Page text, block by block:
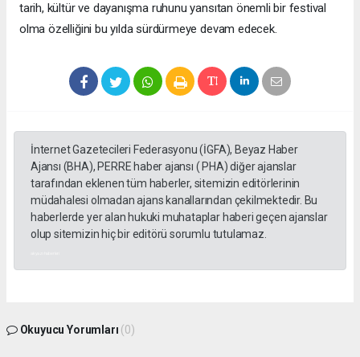
tarih, kültür ve dayanışma ruhunu yansıtan önemli bir festival
olma özelliğini bu yılda sürdürmeye devam edecek.
İnternet Gazetecileri Federasyonu (İGFA), Beyaz Haber
Ajansı (BHA), PERRE haber ajansı ( PHA) diğer ajanslar
tarafından eklenen tüm haberler, sitemizin editörlerinin
müdahalesi olmadan ajans kanallarından çekilmektedir. Bu
haberlerde yer alan hukuki muhataplar haberi geçen ajanslar
olup sitemizin hiç bir editörü sorumlu tutulamaz.
Okuyucu Yorumları (0)